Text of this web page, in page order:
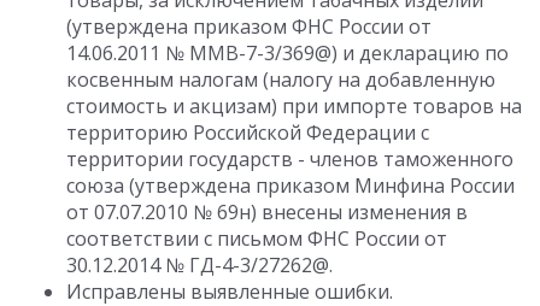
(утверждена приказом ФНС России от
14.06.2011 № ММВ-7-3/369@) и декларацию по
косвенным налогам (налогу на добавленную
стоимость и акцизам) при импорте товаров на
территорию Российской Федерации с
территории государств - членов таможенного
союза (утверждена приказом Минфина России
от 07.07.2010 № 69н) внесены изменения в
соответствии с письмом ФНС России от
30.12.2014 № ГД-4-3/27262@.
Исправлены выявленные ошибки.